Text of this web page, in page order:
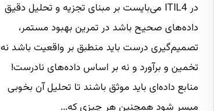
در ITIL4 می‌بایست بر مبنای تجزیه و تحلیل دقیق
داده‌های صحیح باشد در تمرین بهبود مستمر،
تصمیم‌گیری درست باید منطبق بر واقعیت باشد نه
تخمین و برآورد و نه بر اساس داده‌های نادرست!
منابع داده‌ای باید موثق باشند تا تحلیل آن بخوبی
میسر شود همچنین هر چیزی که...